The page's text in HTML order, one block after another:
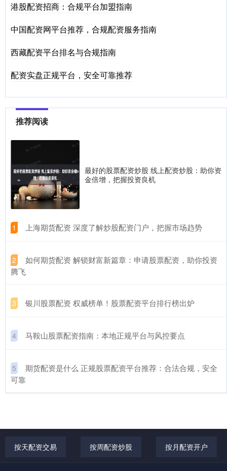
港股配资招商：合规平台加盟指南
中国配资网平台推荐，合规配资服务指南
西藏配资平台排名与合规指南
配资实盘正规平台，安全可靠推荐
推荐阅读
最好的股票配资炒股 线上配资炒股：助你资
金倍增，把握投资良机
1 ​上海期货配资 深度了解炒股配资门户，把握市场趋势
2
​如何期货配资 解锁财富新篇章：申请股票配资，助你投资
腾飞
3 ​银川股票配资 权威榜单！股票配资平台排行榜出炉
4 ​马鞍山股票配资指南：本地正规平台与风控要点
5
​期货配资是什么 正规股票配资平台推荐：合法合规，安全
可靠
按天配资交易 按周配资炒股 按月配资开户